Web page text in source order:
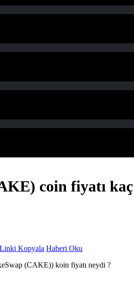
coin fiyatı
Linki Kopyala Haberi Oku
(CAKE)) koin fiyatı neydi ?